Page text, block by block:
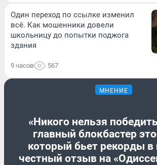
Один переход по ссылке изменил
всё. Как мошенники довели
школьницу до попытки поджога
здания
9 часов 567
МНЕНИЕ
«Никого нельзя
главный блокбастер
который бьет рекорды в
честный отзыв на